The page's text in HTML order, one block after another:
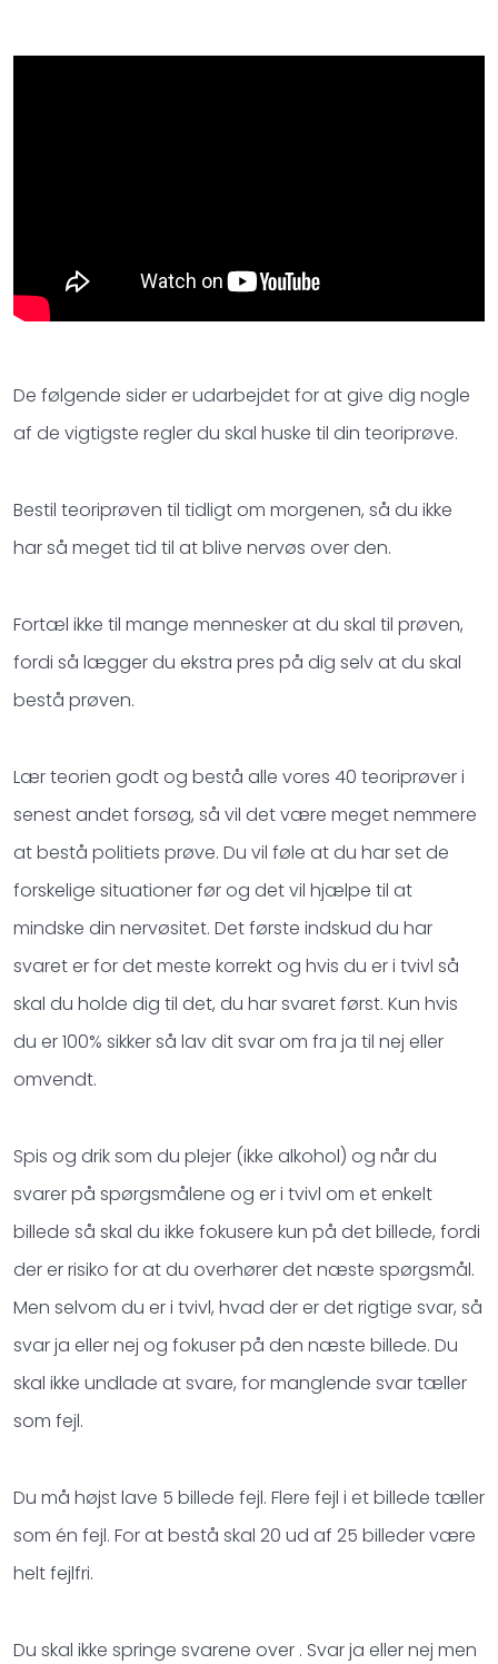
De følgende sider er udarbejdet for at give dig nogle
af de vigtigste regler du skal huske til din teoriprøve.
Bestil teoriprøven til tidligt om morgenen, så du ikke
har så meget tid til at blive nervøs over den.
Fortæl ikke til mange mennesker at du skal til prøven,
fordi så lægger du ekstra pres på dig selv at du skal
bestå prøven.
Lær teorien godt og bestå alle vores 40 teoriprøver i
senest andet forsøg, så vil det være meget nemmere
at bestå politiets prøve. Du vil føle at du har set de
forskelige situationer før og det vil hjælpe til at
mindske din nervøsitet. Det første indskud du har
svaret er for det meste korrekt og hvis du er i tvivl så
skal du holde dig til det, du har svaret først. Kun hvis
du er 100% sikker så lav dit svar om fra ja til nej eller
omvendt.
Spis og drik som du plejer (ikke alkohol) og når du
svarer på spørgsmålene og er i tvivl om et enkelt
billede så skal du ikke fokusere kun på det billede, fordi
der er risiko for at du overhører det næste spørgsmål.
Men selvom du er i tvivl, hvad der er det rigtige svar, så
svar ja eller nej og fokuser på den næste billede. Du
skal ikke undlade at svare, for manglende svar tæller
som fejl.
Du må højst lave 5 billede fejl. Flere fejl i et billede tæller
som én fejl. For at bestå skal 20 ud af 25 billeder være
helt fejlfri.
Du skal ikke springe svarene over . Svar ja eller nej men